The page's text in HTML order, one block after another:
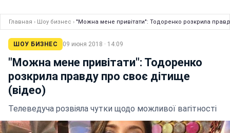
Главная › Шоу бизнес › "Можна мене привітати": Тодоренко розкрила
ШОУ БИЗНЕС 09 июня 2018 · 14:09
"Можна мене привітати": Тодоренко
розкрила правду про своє дітище
(відео)
Телеведуча розвіяла чутки щодо можливої вагітності